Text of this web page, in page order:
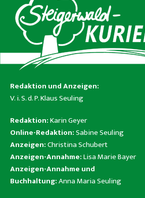
Redaktion und Anzeigen:
V. i. S. d. P. Klaus Seuling
Redaktion:Karin Geyer
Online-Redaktion:Sabine Seuling
Anzeigen:Christina Schubert
Anzeigen-Annahme:Lisa Marie Bayer
Anzeigen-Annahme und
Buchhaltung:Anna Maria Seuling